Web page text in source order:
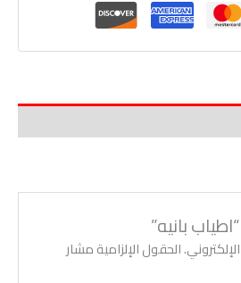
بانيه”
الحقول الإلزامية مشار